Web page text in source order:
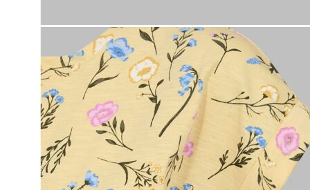
Naisten talvitakit
Lasten paidat
Lasten paidat
Lasten kauluspaidat
Lasten trikoopaidat
Lasten colleget ja hupparit
Lasten neuleet
Lasten mekot ja hameet
Mekot ja hameet
Lasten puvut,bleiserit,liivit
Liivit